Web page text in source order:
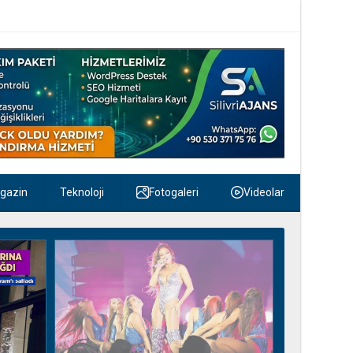
Teknoloji Fotogaleri Videolar